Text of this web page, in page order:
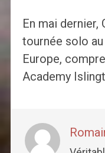
En mai dernier,
tournée solo
Europe,
Academy